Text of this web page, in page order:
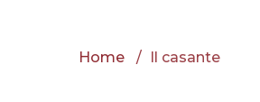
Home Il casante